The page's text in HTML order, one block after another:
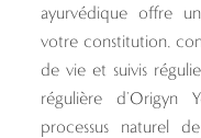
ayurvédique offre
votre constitution,
de vie et suivis
régulière
processus naturel